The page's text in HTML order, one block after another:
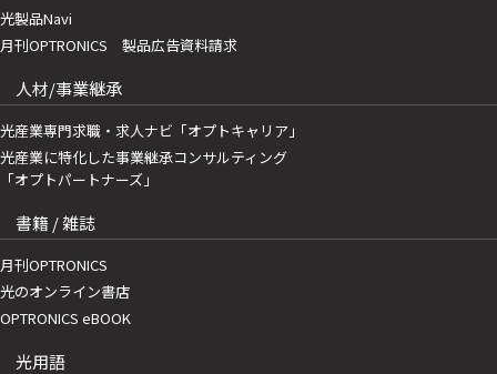
光製品Navi
月刊OPTRONICS 製品広告資料請求
人材/事業継承
光産業専門求職・求人ナビ「オプトキャリア」
光産業に特化した事業継承コンサルティング
「オプトパートナーズ」
書籍 / 雑誌
月刊OPTRONICS
光のオンライン書店
OPTRONICS eBOOK
光用語